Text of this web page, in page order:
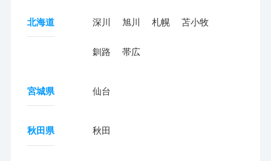
北海道 深川 旭川 札幌 苫小牧
釧路 帯広
宮城県 仙台
秋田県 秋田